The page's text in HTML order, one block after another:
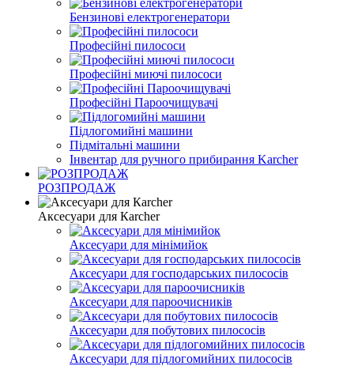
Бензинові електрогенератори
Професійні пилососи
Професійні миючі пилососи
Професійні Пароочищувачі
Підлогомийні машини
Підмітальні машини
Інвентар для ручного прибирання Karcher
РОЗПРОДАЖ
Аксесуари для Кarcher
Аксесуари для мінімийок
Аксесуари для господарських пилососів
Аксесуари для пароочисників
Аксесуари для побутових пилососів
Аксесуари для підлогомийних пилососів